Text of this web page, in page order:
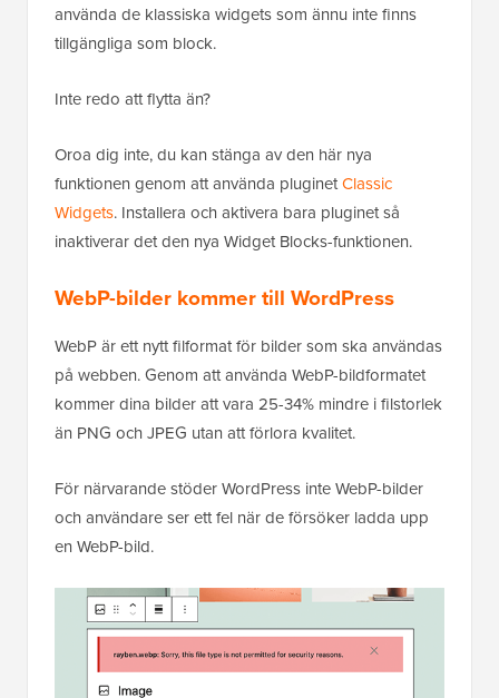
använda de klassiska widgets som ännu inte finns
tillgängliga som block.
Inte redo att flytta än?
Oroa dig inte, du kan stänga av den här nya
funktionen genom att använda pluginetClassic
Widgets. Installera och aktivera bara pluginet så
inaktiverar det den nya Widget Blocks-funktionen.
WebP-bilder kommer till WordPress
WebP är ett nytt filformat för bilder som ska användas
på webben. Genom att använda WebP-bildformatet
kommer dina bilder att vara 25-34% mindre i filstorlek
än PNG och JPEG utan att förlora kvalitet.
För närvarande stöder WordPress inte WebP-bilder
och användare ser ett fel när de försöker ladda upp
en WebP-bild.